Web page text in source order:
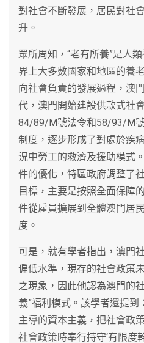
對社會不斷發展，居民對社
升。
眾所周知，“老有所養”是人
界上大多數國家和地區的養
向社會負責的發展過程，澳
代，澳門開始建設供款式社
84/89/M號法令和58/93/M
制度，逐步形成了對處於疾
況中勞工的救濟及援助模式
件的優化，特區政府調整了
目標，主要是按照全面保障
件從雇員擴展到全體澳門居
度。
可是，就有學者指出，澳門
偏低水準，現存的社會政策
之現象，因此他認為澳門的
義”福利模式。該學者還提到
主導的資本主義，把社會政
社會政策時奉行持守‘有限度